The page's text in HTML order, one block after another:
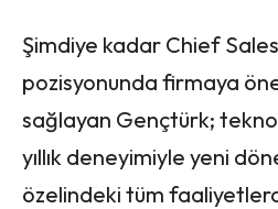
Şimdiye kadar Chief
pozisyonunda firmaya
sağlayan Gençtürk;
yıllık deneyimiyle yeni
özelindeki tüm